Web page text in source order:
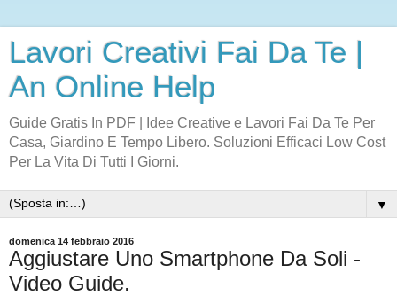
Lavori Creativi Fai Da Te |
An Online Help
Guide Gratis In PDF | Idee Creative e Lavori Fai Da Te Per
Casa, Giardino E Tempo Libero. Soluzioni Efficaci Low Cost
Per La Vita Di Tutti I Giorni.
▼
domenica 14 febbraio 2016
Aggiustare Uno Smartphone Da Soli -
Video Guide.